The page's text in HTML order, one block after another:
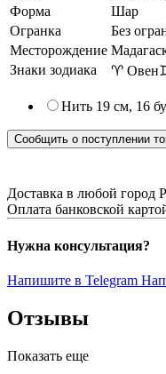
Форма
Шар
Огранка
Без
Месторождение
Знаки зодиака
♈ Овен
Нить 19 см, 16
Сообщить о поступлении
Доставка в любой город
Оплата банковской
Нужна консультация?
Напишите в Telegram
Отзывы
Показать еще